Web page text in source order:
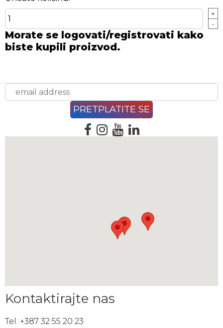
+
-
Morate se logovati/registrovati kako
biste kupili proizvod.
Kontaktirajte nas
Tel: +387 32 55 20 23